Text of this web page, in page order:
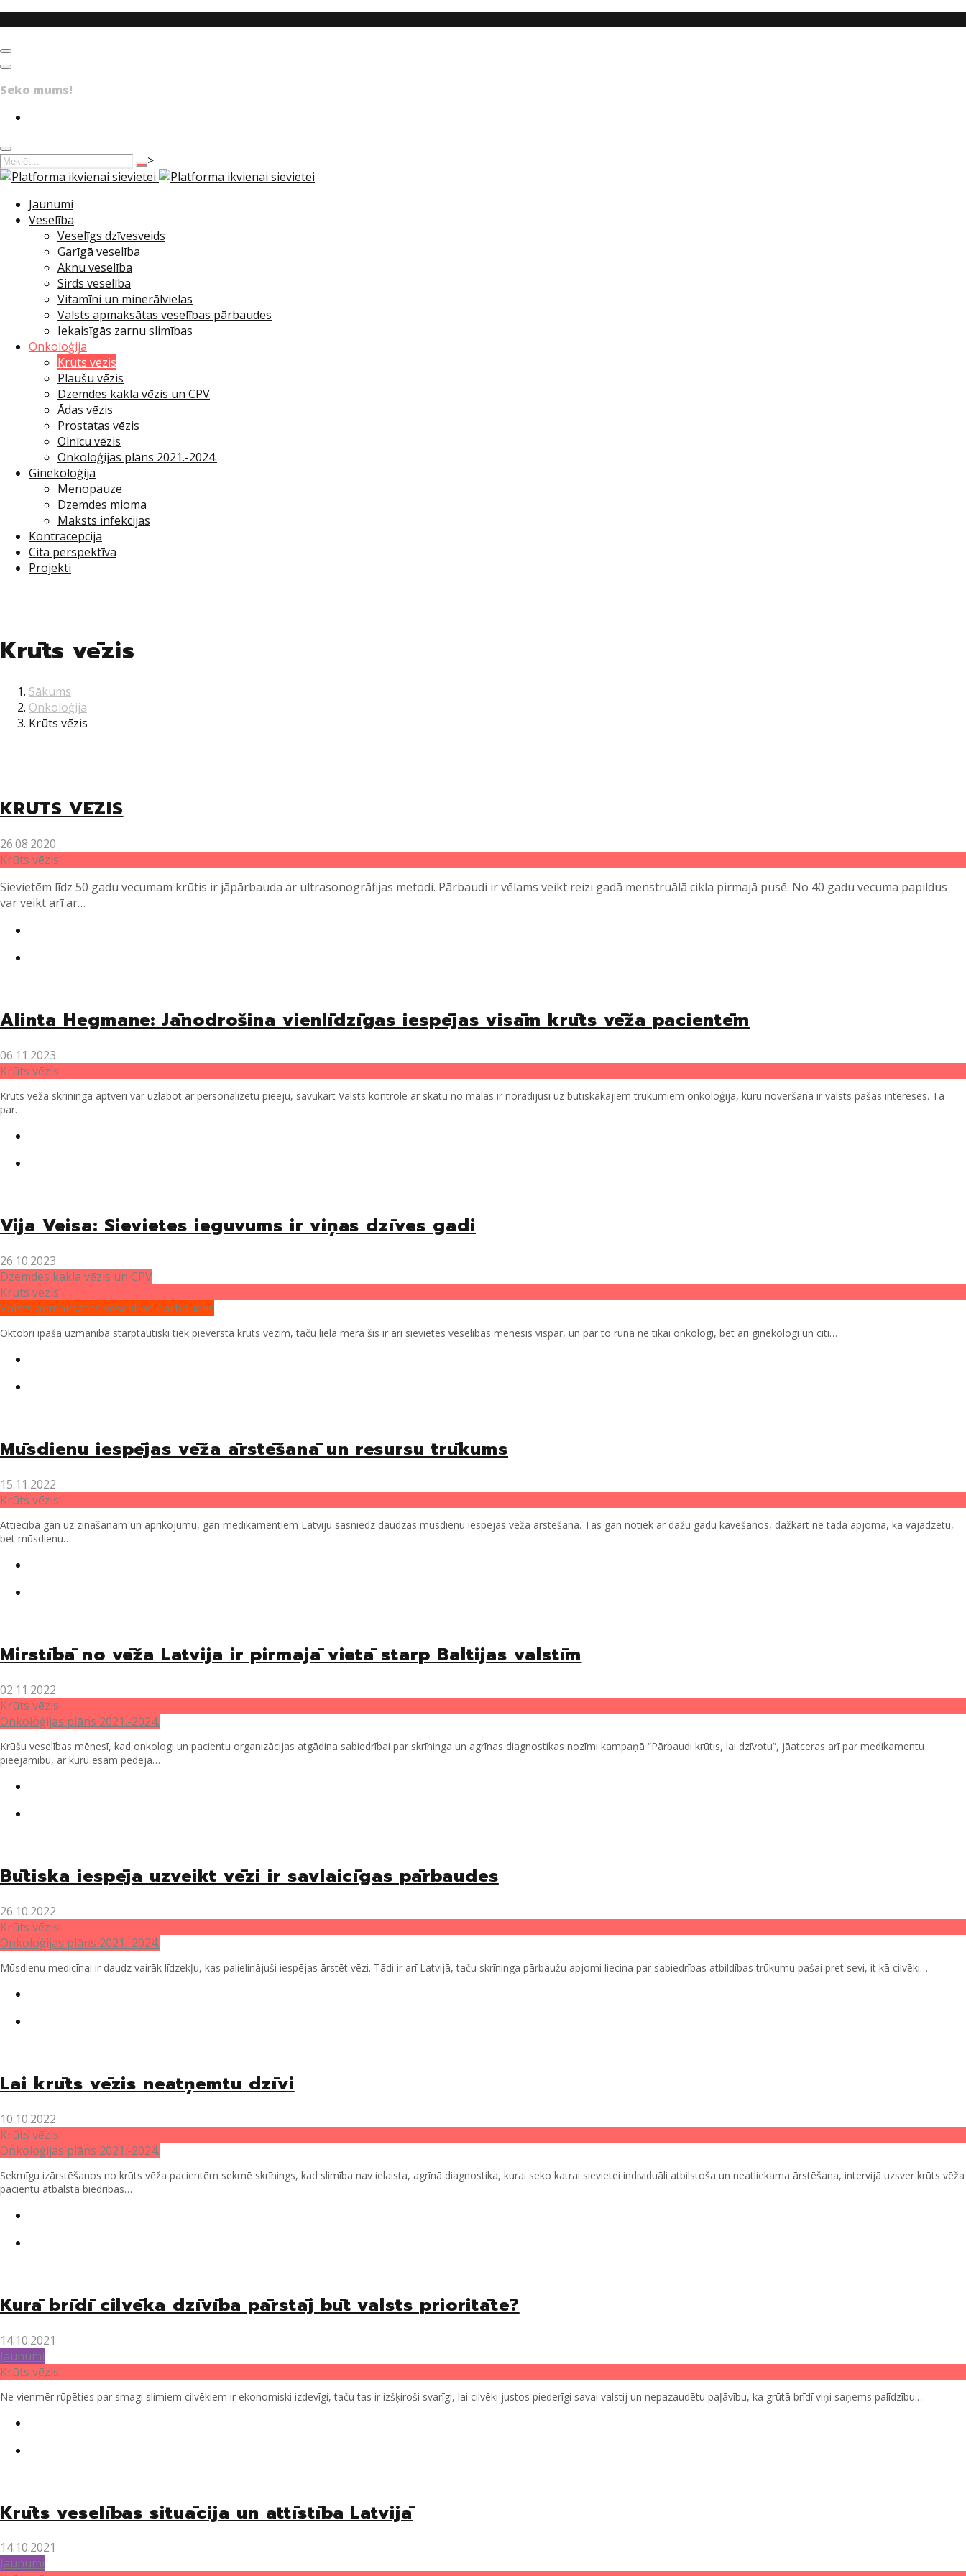
Menu
Social networks
Seko mums!
Search >
Jaunumi
Veselība
Veselīgs dzīvesveids
Garīgā veselība
Aknu veselība
Sirds veselība
Vitamīni un minerālvielas
Valsts apmaksātas veselības pārbaudes
Iekaisīgās zarnu slimības
Onkoloģija
Krūts vēzis
Plaušu vēzis
Dzemdes kakla vēzis un CPV
Ādas vēzis
Prostatas vēzis
Olnīcu vēzis
Onkoloģijas plāns 2021.-2024.
Ginekoloģija
Menopauze
Dzemdes mioma
Maksts infekcijas
Kontracepcija
Cita perspektīva
Projekti
Krūts vēzis
Sākums
Onkoloģija
Krūts vēzis
KRŪTS VĒZIS
26.08.2020
Krūts vēzis
Sievietēm līdz 50 gadu vecumam krūtis ir jāpārbauda ar ultrasonogrāfijas metodi. Pārbaudi ir vēlams veikt reizi gadā menstruālā cikla pirmajā pusē. No 40 gadu vecuma papildus
var veikt arī ar…
Alinta Hegmane: Jānodrošina vienlīdzīgas iespējas visām krūts vēža pacientēm
06.11.2023
Krūts vēzis
Krūts vēža skrīninga aptveri var uzlabot ar personalizētu pieeju, savukārt Valsts kontrole ar skatu no malas ir norādījusi uz būtiskākajiem trūkumiem onkoloģijā, kuru novēršana ir valsts pašas interesēs. Tā
par…
Vija Veisa: Sievietes ieguvums ir viņas dzīves gadi
26.10.2023
Dzemdes kakla vēzis un CPV
Krūts vēzis
Valsts apmaksātas veselības pārbaudes
Oktobrī īpaša uzmanība starptautiski tiek pievērsta krūts vēzim, taču lielā mērā šis ir arī sievietes veselības mēnesis vispār, un par to runā ne tikai onkologi, bet arī ginekologi un citi…
Mūsdienu iespējas vēža ārstēšanā un resursu trūkums
15.11.2022
Krūts vēzis
Attiecībā gan uz zināšanām un aprīkojumu, gan medikamentiem Latviju sasniedz daudzas mūsdienu iespējas vēža ārstēšanā. Tas gan notiek ar dažu gadu kavēšanos, dažkārt ne tādā apjomā, kā vajadzētu,
bet mūsdienu…
Mirstībā no vēža Latvija ir pirmajā vietā starp Baltijas valstīm
02.11.2022
Krūts vēzis
Onkoloģijas plāns 2021.-2024.
Krūšu veselības mēnesī, kad onkologi un pacientu organizācijas atgādina sabiedrībai par skrīninga un agrīnas diagnostikas nozīmi kampaņā “Pārbaudi krūtis, lai dzīvotu”, jāatceras arī par medikamentu
pieejamību, ar kuru esam pēdējā…
Būtiska iespēja uzveikt vēzi ir savlaicīgas pārbaudes
26.10.2022
Krūts vēzis
Onkoloģijas plāns 2021.-2024.
Mūsdienu medicīnai ir daudz vairāk līdzekļu, kas palielinājuši iespējas ārstēt vēzi. Tādi ir arī Latvijā, taču skrīninga pārbaužu apjomi liecina par sabiedrības atbildības trūkumu pašai pret sevi, it kā cilvēki…
Lai krūts vēzis neatņemtu dzīvi
10.10.2022
Krūts vēzis
Onkoloģijas plāns 2021.-2024.
Sekmīgu izārstēšanos no krūts vēža pacientēm sekmē skrīnings, kad slimība nav ielaista, agrīnā diagnostika, kurai seko katrai sievietei individuāli atbilstoša un neatliekama ārstēšana, intervijā uzsver krūts vēža
pacientu atbalsta biedrības…
Kurā brīdī cilvēka dzīvība pārstāj būt valsts prioritāte?
14.10.2021
Jaunumi
Krūts vēzis
Ne vienmēr rūpēties par smagi slimiem cilvēkiem ir ekonomiski izdevīgi, taču tas ir izšķiroši svarīgi, lai cilvēki justos piederīgi savai valstij un nepazaudētu paļāvību, ka grūtā brīdī viņi saņems palīdzību.…
Krūts veselības situācija un attīstība Latvijā
14.10.2021
Jaunumi